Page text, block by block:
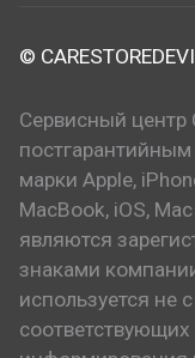
©
Сервисный центр
марки Apple,
MacBook, iOS,
являются
знаками
используется не
соответствующих